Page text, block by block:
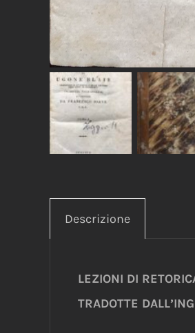
Descrizione
LEZIONI DI
TRADOTTE